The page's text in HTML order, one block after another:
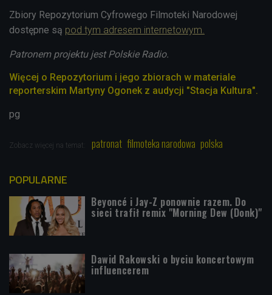
Zbiory Repozytorium Cyfrowego Filmoteki Narodowej
dostępne są pod tym adresem internetowym.
Patronem projektu jest Polskie Radio.
Więcej o Repozytorium i jego zbiorach w materiale
reporterskim Martyny Ogonek z audycji "Stacja Kultura".
pg
Zobacz więcej na temat: patronat filmoteka narodowa polska
POPULARNE
Beyoncé i Jay-Z ponownie razem. Do
sieci trafił remix "Morning Dew (Donk)"
Dawid Rakowski o byciu koncertowym
influencerem